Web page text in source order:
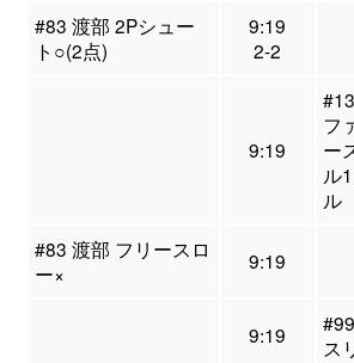
#83 渡部 2Pシュー
ト○(2点)
9:19
2-2
9:19
フ
ー
ル
ル
#83 渡部 フリースロ
ー×
9:19
9:19
ス